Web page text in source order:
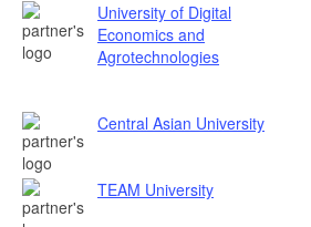
University of Digital
Economics and
Agrotechnologies
Central Asian University
TEAM University